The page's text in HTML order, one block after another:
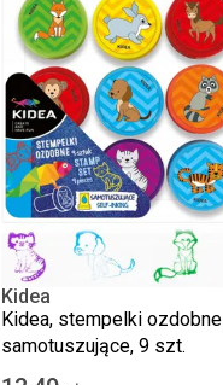
Kidea
Kidea, stempelki ozdobne
samotuszujące, 9 szt.